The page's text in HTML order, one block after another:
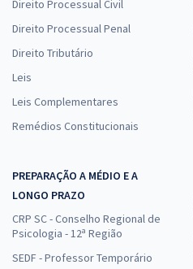
Direito Processual Civil
Direito Processual Penal
Direito Tributário
Leis
Leis Complementares
Remédios Constitucionais
PREPARAÇÃO A MÉDIO E A
LONGO PRAZO
CRP SC - Conselho Regional de
Psicologia - 12ª Região
SEDF - Professor Temporário